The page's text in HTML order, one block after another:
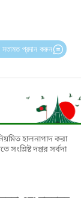
প্রদান করুন
হালনাগাদ করা
সংশ্লিষ্ট দপ্তর সর্বদা